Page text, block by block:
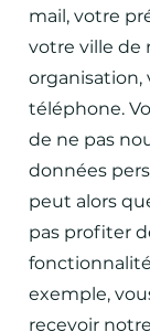
mail, votre
votre ville de
organisation,
téléphone.
de ne pas
données
peut alors
pas profiter
exemple,
recevoir